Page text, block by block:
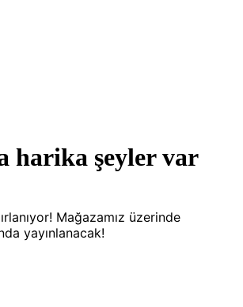
harika şeyler var
Mağazamız üzerinde
yayınlanacak!